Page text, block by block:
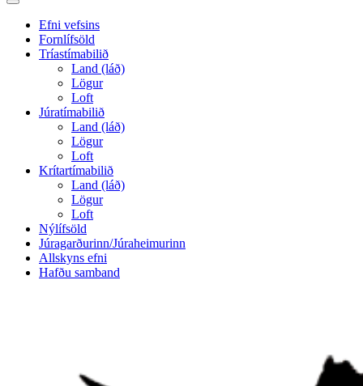
Toggle
search
field
Efni vefsins
Fornlífsöld
Tríastímabilið
Land (láð)
Lögur
Loft
Júratímabilið
Land (láð)
Lögur
Loft
Krítartímabilið
Land (láð)
Lögur
Loft
Nýlífsöld
Júragarðurinn/Júraheimurinn
Allskyns efni
Hafðu samband